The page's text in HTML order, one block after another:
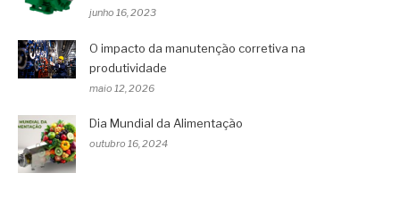
junho 16, 2023
O impacto da manutenção corretiva na
produtividade
maio 12, 2026
Dia Mundial da Alimentação
outubro 16, 2024